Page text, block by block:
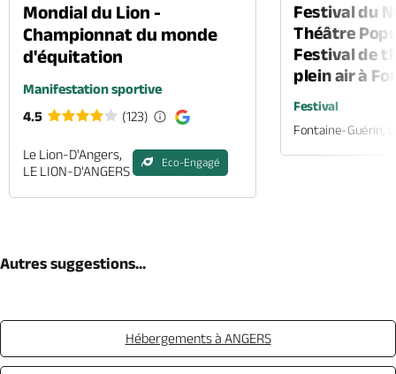
Mondial du Lion -
Championnat du monde
d'équitation
Manifestation sportive
4.5
(123)
Le Lion-D'Angers,
LE LION-D'ANGERS
Eco-Engagé
Festival du
Théâtre
Festival de
plein air à
Festival
Fontaine-Guérin,
Autres suggestions...
Hébergements à ANGERS